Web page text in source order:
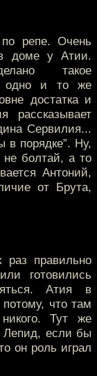
репе. Очень
доме у Атии.
такое
одно и то же
достатка и
Сервилия...
порядке”. Ну,
не болтай, а то
Антоний,
от Брута,
раз правильно
готовились
Атия в
что там
Тут же
если бы
он роль играл